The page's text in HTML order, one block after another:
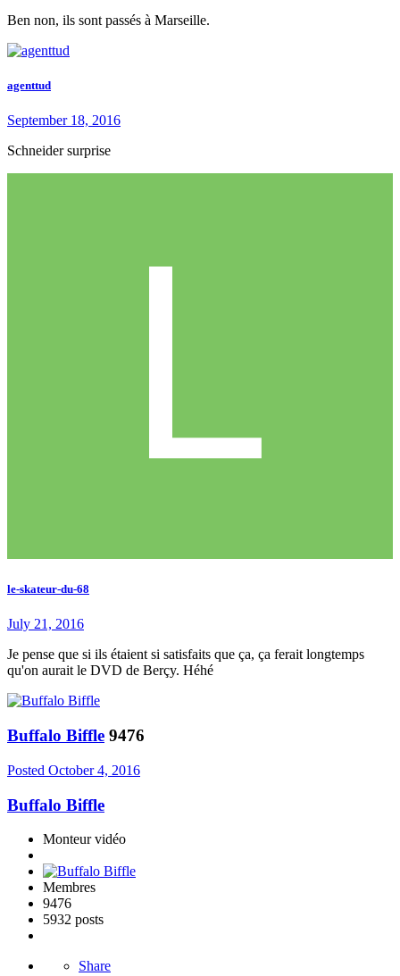
Ben non, ils sont passés à Marseille.
agenttud
September 18, 2016
Schneider surprise
le-skateur-du-68
July 21, 2016
Je pense que si ils étaient si satisfaits que ça, ça ferait longtemps
qu'on aurait le DVD de Berçy. Héhé
Buffalo Biffle 9476
Posted October 4, 2016
Buffalo Biffle
Monteur vidéo
Membres
9476
5932 posts
Share